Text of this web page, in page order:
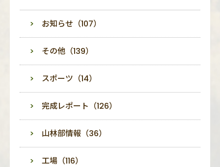
お知らせ（107）
その他（139）
スポーツ（14）
完成レポート（126）
山林部情報（36）
工場（116）